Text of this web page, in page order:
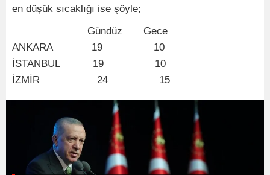
en düşük sıcaklığı ise şöyle;
Gündüz Gece
ANKARA 19 10
İSTANBUL 19 10
İZMİR 24 15